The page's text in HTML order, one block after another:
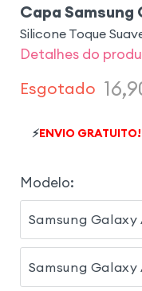
Capa Samsung
Silicone Toque
Detalhes do
Esgotado
⚡ENVIO GRATUITO!
Modelo:
Samsung Galaxy
Samsung Galaxy